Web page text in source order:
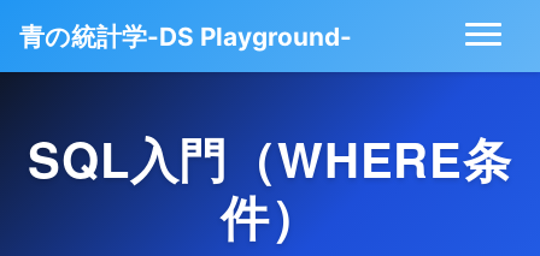
青の統計学-DS Playground-
SQL入門（WHERE条
件）